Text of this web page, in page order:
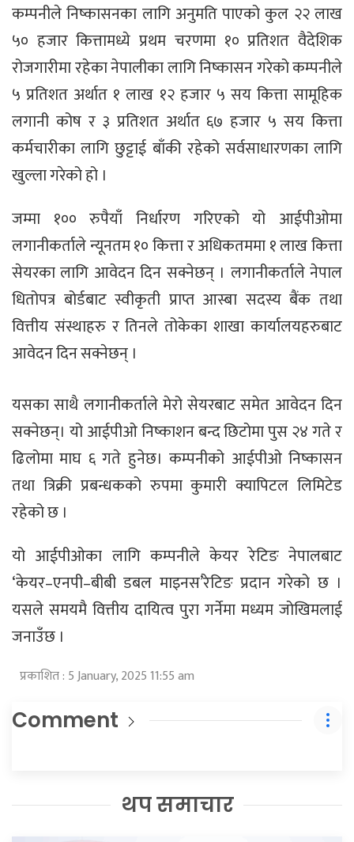
कम्पनीले निष्कासनका लागि अनुमति पाएको कुल २२ लाख
५० हजार कित्तामध्ये प्रथम चरणमा १० प्रतिशत वैदेशिक
रोजगारीमा रहेका नेपालीका लागि निष्कासन गरेको कम्पनीले
५ प्रतिशत अर्थात १ लाख १२ हजार ५ सय कित्ता सामूहिक
लगानी कोष र ३ प्रतिशत अर्थात ६७ हजार ५ सय कित्ता
कर्मचारीका लागि छुट्टाई बाँकी रहेको सर्वसाधारणका लागि
खुल्ला गरेको हो ।
जम्मा १०० रुपैयाँ निर्धारण गरिएको यो आईपीओमा
लगानीकर्ताले न्यूनतम १० कित्ता र अधिकतममा १ लाख कित्ता
सेयरका लागि आवेदन दिन सक्नेछन् । लगानीकर्ताले नेपाल
धितोपत्र बोर्डबाट स्वीकृती प्राप्त आस्बा सदस्य बैंक तथा
वित्तीय संस्थाहरु र तिनले तोकेका शाखा कार्यालयहरुबाट
आवेदन दिन सक्नेछन् ।
यसका साथै लगानीकर्ताले मेरो सेयरबाट समेत आवेदन दिन
सक्नेछन्। यो आईपीओ निष्काशन बन्द छिटोमा पुस २४ गते र
ढिलोमा माघ ६ गते हुनेछ। कम्पनीको आईपीओ निष्कासन
तथा त्रिक्री प्रबन्धकको रुपमा कुमारी क्यापिटल लिमिटेड
रहेको छ ।
यो आईपीओका लागि कम्पनीले केयर रेटिङ नेपालबाट
‘केयर–एनपी–बीबी डबल माइनस’रेटिङ प्रदान गरेको छ ।
यसले समयमै वित्तीय दायित्व पुरा गर्नेमा मध्यम जोखिमलाई
जनाउँछ ।
प्रकाशित : 5 January, 2025 11:55 am
Comment
थप समाचार